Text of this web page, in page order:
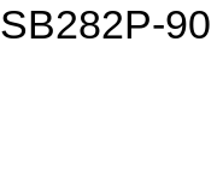
SB282P-90